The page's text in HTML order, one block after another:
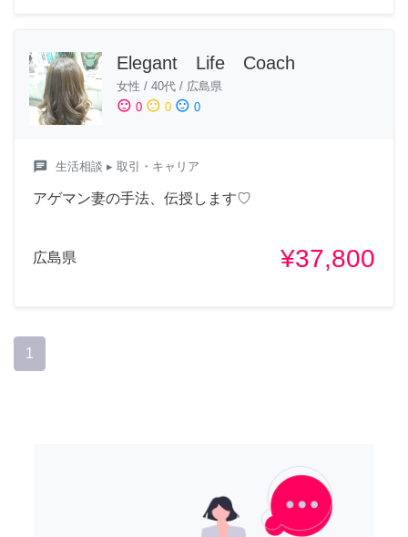
Elegant Life Coach
女性 / 40代 / 広島県
sentiment_satisfied 0 sentiment_neutral 0 sentiment_dissatisfied 0
chat 生活相談 ▸ 取引・キャリア
アゲマン妻の手法、伝授します♡
広島県 ¥37,800
1